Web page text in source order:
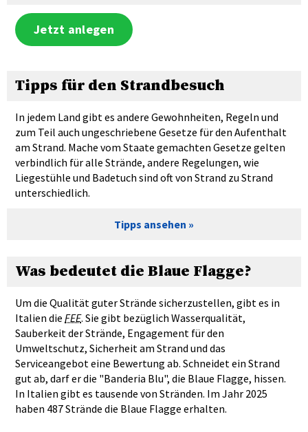
Jetzt anlegen
Tipps für den Strandbesuch
In jedem Land gibt es andere Gewohnheiten, Regeln und
zum Teil auch ungeschriebene Gesetze für den Aufenthalt
am Strand. Mache vom Staate gemachten Gesetze gelten
verbindlich für alle Strände, andere Regelungen, wie
Liegestühle und Badetuch sind oft von Strand zu Strand
unterschiedlich.
Tipps ansehen
Was bedeutet die Blaue Flagge?
Um die Qualität guter Strände sicherzustellen, gibt es in
Italien die FEE. Sie gibt bezüglich Wasserqualität,
Sauberkeit der Strände, Engagement für den
Umweltschutz, Sicherheit am Strand und das
Serviceangebot eine Bewertung ab. Schneidet ein Strand
gut ab, darf er die "Banderia Blu", die Blaue Flagge, hissen.
In Italien gibt es tausende von Stränden. Im Jahr 2025
haben 487 Strände die Blaue Flagge erhalten.